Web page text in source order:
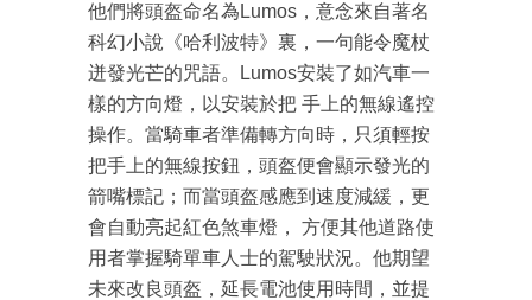
他們將頭盔命名為Lumos，意念來自著名
科幻小說《哈利波特》裏，一句能令魔杖
迸發光芒的咒語。Lumos安裝了如汽車一
樣的方向燈，以安裝於把 手上的無線遙控
操作。當騎車者準備轉方向時，只須輕按
把手上的無線按鈕，頭盔便會顯示發光的
箭嘴標記；而當頭盔感應到速度減緩，更
會自動亮起紅色煞車燈， 方便其他道路使
用者掌握騎單車人士的駕駛狀況。他期望
未來改良頭盔，延長電池使用時間，並提
成為 EJ Tech 會員
最新資訊（附創業懶人包）
箱！